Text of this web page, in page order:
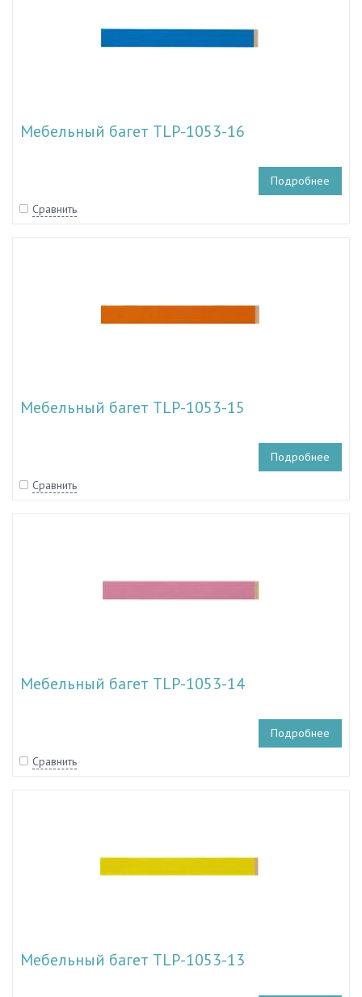
Мебельный багет TLP-1053-16
Подробнее
Сравнить
Мебельный багет TLP-1053-15
Подробнее
Сравнить
Мебельный багет TLP-1053-14
Подробнее
Сравнить
Мебельный багет TLP-1053-13